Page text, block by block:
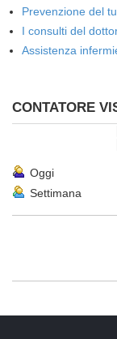
Prevenzione del
I consulti del
Assistenza
CONTATORE
Oggi
Settimana